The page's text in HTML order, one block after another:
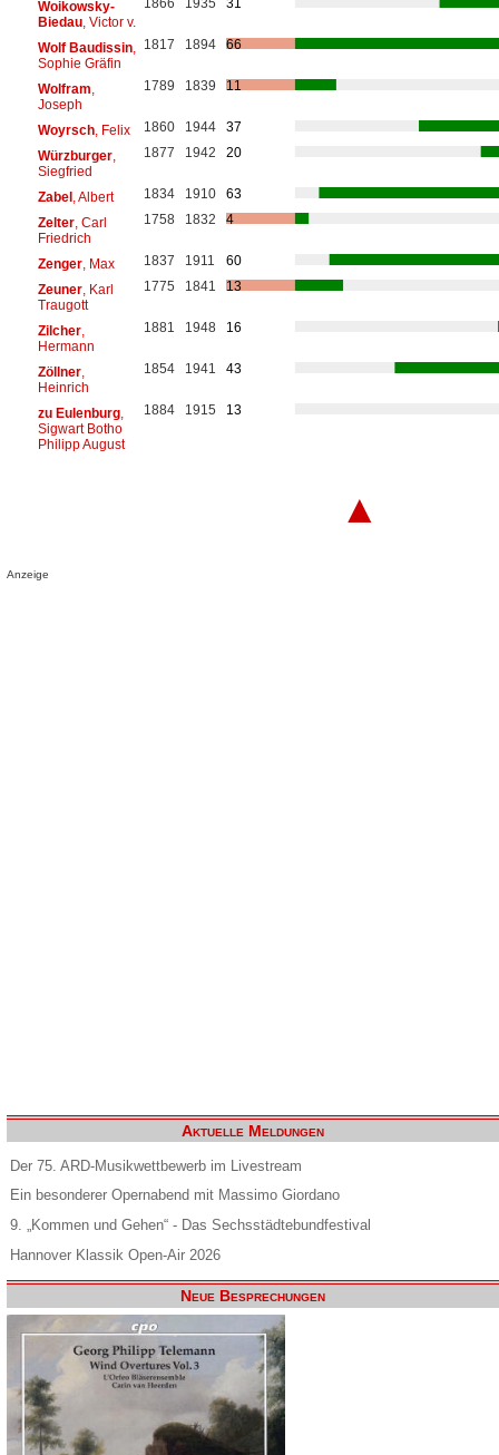
Woikowsky-
Biedau, Victor v.
1866 1935 31
Wolf Baudissin,
Sophie Gräfin
1817 1894 66
Wolfram
Joseph
1789 1839 11
Woyrsch, Felix 1860 1944
37
Würzburger,
Siegfried
1877 1942 20
Zabel, Albert 1834 1910
63
Zelter, Carl
Friedrich
1758 1832 4
Zenger, Max 1837 1911
60
Zeuner, Karl
Traugott
1775 1841 13
Zilcher,
Hermann
1881 1948 16
Zöllner,
Heinrich
1854 1941 43
zu Eulenburg,
Sigwart Botho
Philipp August
1884 1915 13
▲
Anzeige
Aktuelle Meldungen
Der 75. ARD-Musikwettbewerb im Livestream
Ein besonderer Opernabend mit Massimo Giordano
9. „Kommen und Gehen“ - Das Sechsstädtebundfestival
Hannover Klassik Open-Air 2026
Neue Besprechungen